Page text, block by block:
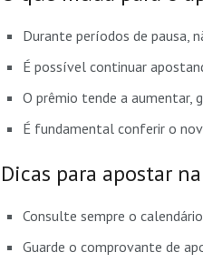
Durante períodos de pausa,
É possível continuar
O prêmio tende a aumentar,
É fundamental conferir o
Dicas para apostar
Consulte sempre o
Guarde o comprovante de